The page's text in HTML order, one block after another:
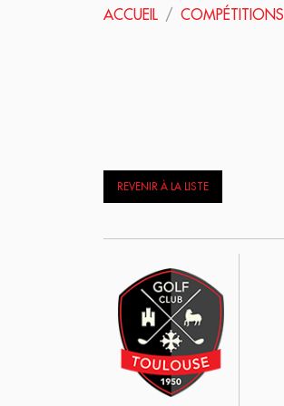
ACCUEIL COMPÉTITIONS
REVENIR À LA LISTE